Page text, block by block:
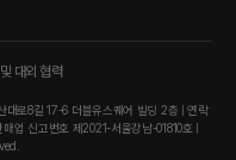
대외 협력
대로8길 17-6 더블유스퀘어 빌딩 2층 | 연락
신고번호 제2021-서울강남-01810호 |